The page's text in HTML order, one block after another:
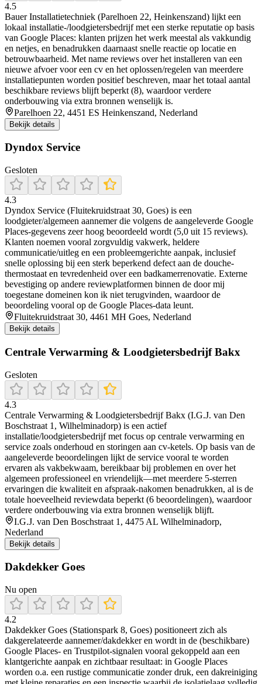
4.5
Bauer Installatietechniek (Parelhoen 22, Heinkenszand) lijkt een
lokaal installatie-/loodgietersbedrijf met een sterke reputatie op basis
van Google Places: klanten prijzen het werk meestal als vakkundig
en netjes, en benadrukken daarnaast snelle reactie op locatie en
betrouwbaarheid. Met name reviews over het installeren van een
nieuwe afvoer voor een cv en het oplossen/regelen van meerdere
installatiepunten worden positief beschreven, maar het totaal aantal
beschikbare reviews blijft beperkt (8), waardoor verdere
onderbouwing via extra bronnen wenselijk is.
Parelhoen 22, 4451 ES Heinkenszand, Nederland
Bekijk details
Dyndox Service
Gesloten
4.3
Dyndox Service (Fluitekruidstraat 30, Goes) is een
loodgieter/algemeen aannemer die volgens de aangeleverde Google
Places-gegevens zeer hoog beoordeeld wordt (5,0 uit 15 reviews).
Klanten noemen vooral zorgvuldig vakwerk, heldere
communicatie/uitleg en een probleemgerichte aanpak, inclusief
snelle oplossing bij een sterk beperkend defect aan de douche-
thermostaat en tevredenheid over een badkamer­renovatie. Externe
bevestiging op andere reviewplatformen binnen de door mij
toegestane domeinen kon ik niet terugvinden, waardoor de
beoordeling vooral op de Google Places-data leunt.
Fluitekruidstraat 30, 4461 MH Goes, Nederland
Bekijk details
Centrale Verwarming & Loodgietersbedrijf Bakx
Gesloten
4.3
Centrale Verwarming & Loodgietersbedrijf Bakx (I.G.J. van Den
Boschstraat 1, Wilhelminadorp) is een actief
installatie/loodgietersbedrijf met focus op centrale verwarming en
service zoals onderhoud en storingen aan cv-ketels. Op basis van de
aangeleverde beoordelingen lijkt de service vooral te worden
ervaren als vakbekwaam, bereikbaar bij problemen en over het
algemeen professioneel en vriendelijk—met meerdere 5-sterren
ervaringen die kwaliteit en afspraak-nakomen benadrukken, al is de
totale hoeveelheid reviewdata beperkt (6 beoordelingen), waardoor
verdere onderbouwing via extra bronnen wenselijk blijft.
I.G.J. van Den Boschstraat 1, 4475 AL Wilhelminadorp,
Nederland
Bekijk details
Dakdekker Goes
Nu open
4.2
Dakdekker Goes (Stationspark 8, Goes) positioneert zich als
dakgerelateerde aannemer/dakdekker en wordt in de (beschikbare)
Google Places- en Trustpilot-signalen vooral gekoppeld aan een
klantgerichte aanpak en zichtbaar resultaat: in Google Places
worden o.a. een rustige communicatie zonder druk, een dakreiniging